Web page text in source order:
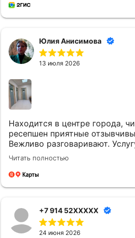
Юлия Анисимова
13 июля 2026
Находится в центре города,
ресепшен приятные
Вежливо разговаривают.
качественно и вовремя.
Читать полностью
+7 914 52XXXXX
24 июня 2026